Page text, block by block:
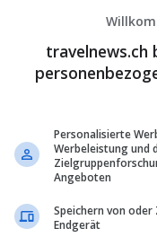
Hotel Awards 2025:
Flamingo Paradise
TUI BLUE Barut
Steigenberger
Rixos Sharm El Sheikh
Club Lookéa
Acanthus Cennet Barut
Tschechische Republik:
Gran Canaria.
Bros Asimina
Personalisierte
Werbeleistung und
Angeboten
Speichern von
Endgerät